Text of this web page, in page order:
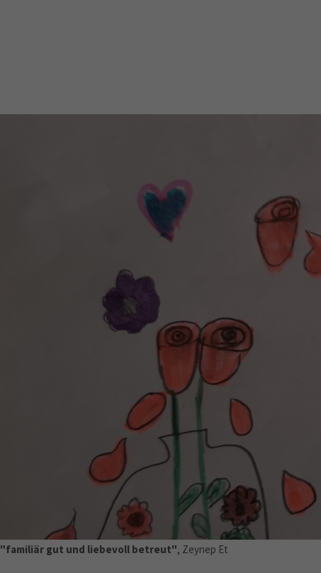
"familiär gut und liebevoll betreut", Zeynep Et